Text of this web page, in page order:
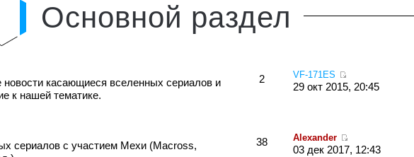
Основной раздел
касающиеся вселенных сериалов и
к нашей тематике.
2 VF-171ES
29 окт 2015, 20:45
сериалов с участием Мехи (Macross,
38 Alexander
03 дек 2017, 12:43